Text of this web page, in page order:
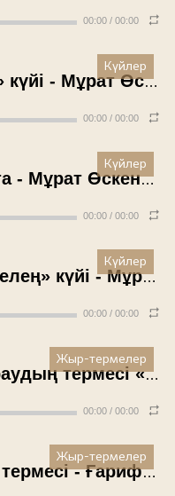
00:00 / 00:00
«Шалыс өре» күйі - Мұрат Өскенбаев
00:00 / 00:00
Күйлер
Жап та, қымта - Мұрат Өскенбаев
00:00 / 00:00
Күйлер
«Бұлбұл Ақжелең» күйі - Мұрат Өскенбаев
00:00 / 00:00
Күйлер
Қашаған жыраудың термесі «Бұл дүниеде не жетім» - Қалыбек Қонысбаев (1970 жыл)
00:00 / 00:00
Жыр-термелер
Махамбеттің термесі - Ғарифолла Құрманғалиев (1970 жыл)
Жыр-термелер